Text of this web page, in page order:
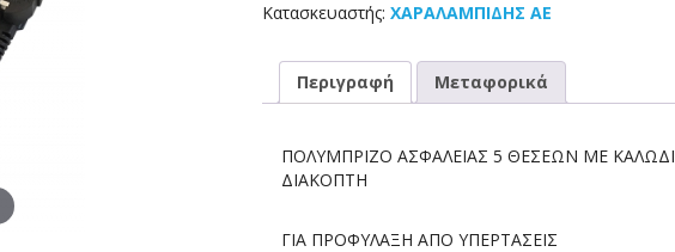
Κατασκευαστής: ΧΑΡΑΛΑΜΠΙΔΗΣ ΑΕ
Περιγραφή Μεταφορικά
ΠΟΛΥΜΠΡΙΖΟ ΑΣΦΑΛΕΙΑΣ 5 ΘΕΣΕΩΝ ΜΕ
ΔΙΑΚΟΠΤΗ
ΓΙΑ ΠΡΟΦΥΛΑΞΗ ΑΠΟ ΥΠΕΡΤΑΣΕΙΣ